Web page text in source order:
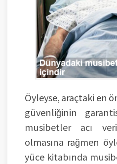
Öyleyse, araçtaki en
güvenliğinin
musibetler acı
olmasına rağmen
yüce kitabında